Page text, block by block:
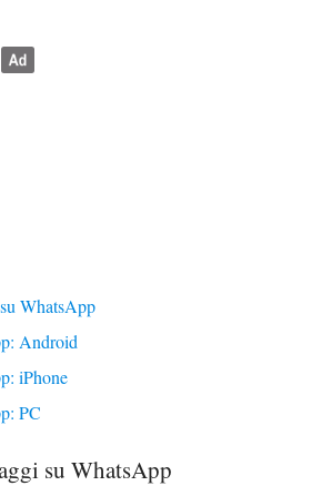
WhatsApp
Android
iPhone
PC
su WhatsApp